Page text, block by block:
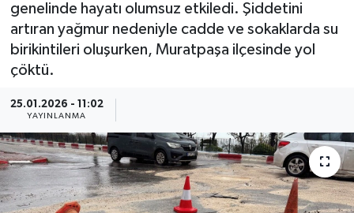
genelinde hayatı olumsuz etkiledi. Şiddetini
artıran yağmur nedeniyle cadde ve sokaklarda su
birikintileri oluşurken, Muratpaşa ilçesinde yol
çöktü.
25.01.2026 - 11:02
YAYINLANMA
Ekonomi
Görüntülü Haber
Güncel
Kültür & Sanat
Tüm Manşetler
Son Dakika Haberleri
Haber Arşivi